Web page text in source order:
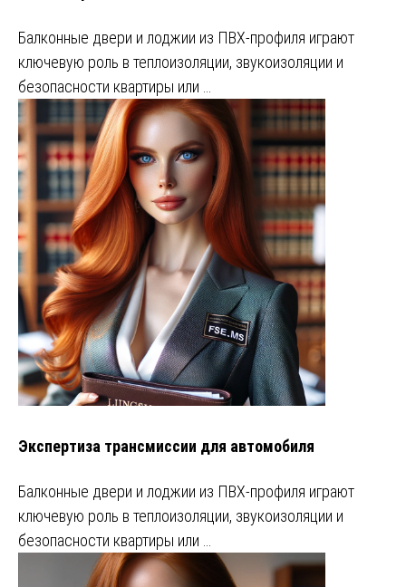
Балконные двери и лоджии из ПВХ-профиля играют
ключевую роль в теплоизоляции, звукоизоляции и
безопасности квартиры или …
Экспертиза трансмиссии для автомобиля
Балконные двери и лоджии из ПВХ-профиля играют
ключевую роль в теплоизоляции, звукоизоляции и
безопасности квартиры или …